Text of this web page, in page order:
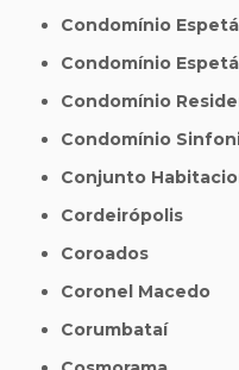
Condomínio
Condomínio
Condomínio
Condomínio
Conjunto
Cordeirópolis
Coroados
Coronel Macedo
Corumbataí